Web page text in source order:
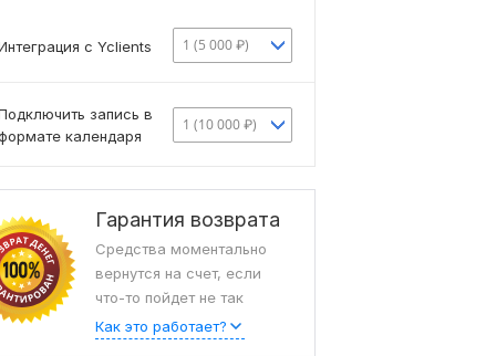
с Yclients 1 (5 000 ₽)
запись в
календаря
1 (10 000 ₽)
Гарантия возврата
Средства моментально
вернутся на счет, если
что-то пойдет не так
Как это работает?